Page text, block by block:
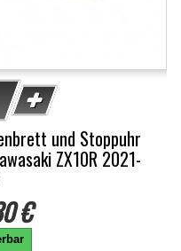
und Stoppuhr
ZX10R 2021-
€